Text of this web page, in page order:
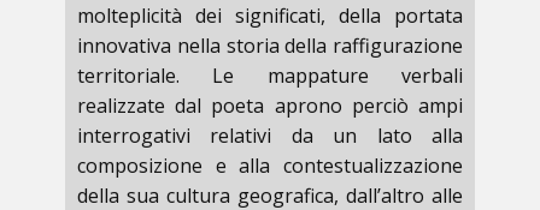
molteplicità dei significati, della portata
innovativa nella storia della raffigurazione
territoriale. Le mappature verbali
realizzate dal poeta aprono perciò ampi
interrogativi relativi da un lato alla
composizione e alla contestualizzazione
della sua cultura geografica, dall’altro alle